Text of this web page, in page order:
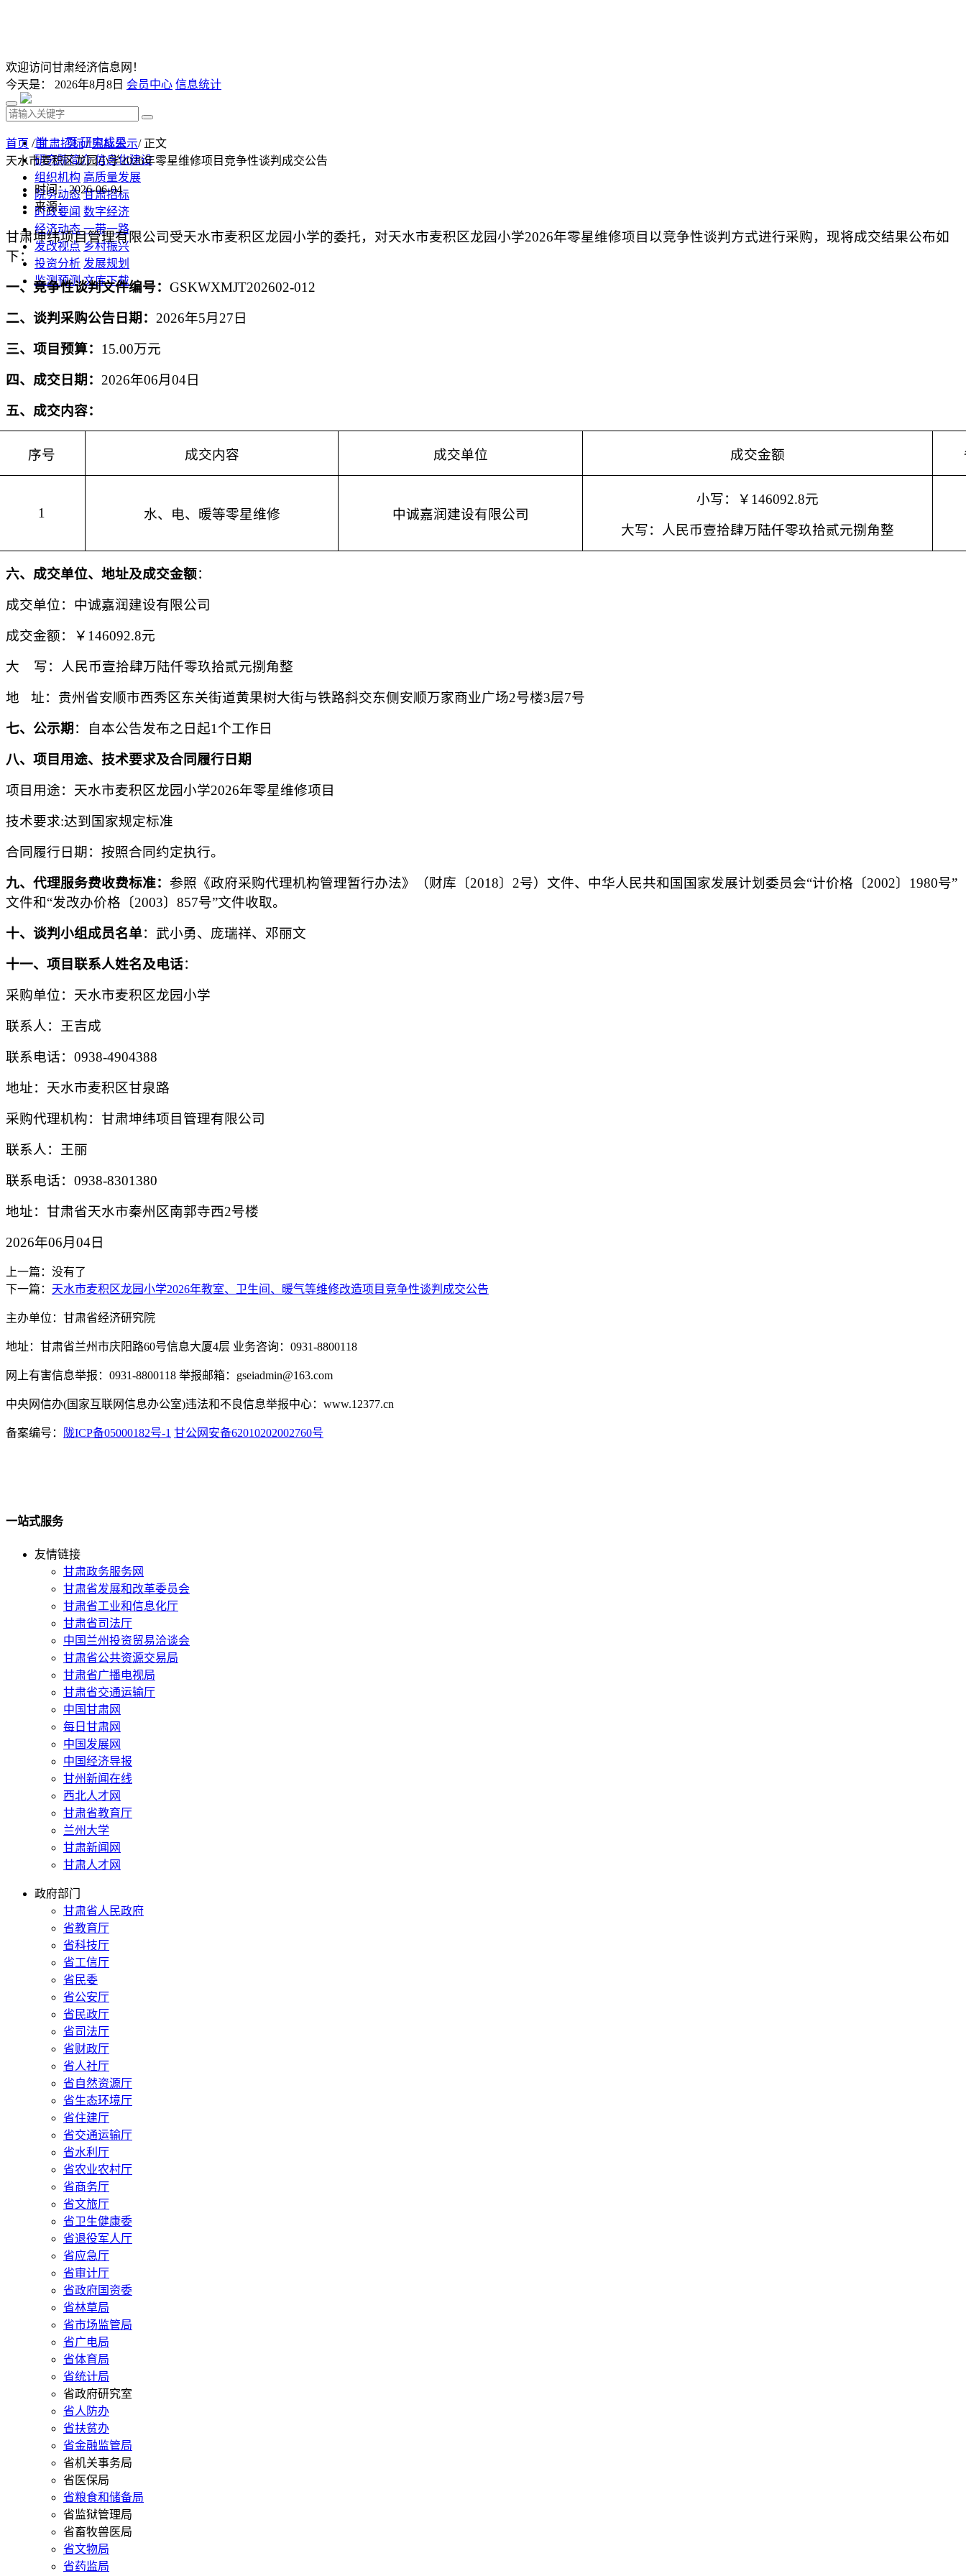
欢迎访问甘肃经济信息网！
今天是： 2026年8月8日 会员中心 信息统计
首 页 研究成果
研究院简介 信息化建设
组织机构 高质量发展
院务动态 甘肃招标
时政要闻 数字经济
经济动态 一带一路
发改视点 乡村振兴
投资分析 发展规划
监测预测 文库下载
首页 /甘肃招标/中标公示/ 正文
天水市麦积区龙园小学2026年零星维修项目竞争性谈判成交公告
时间：2026-06-04
来源：
甘肃坤纬项目管理有限公司受天水市麦积区龙园小学的委托，对天水市麦积区龙园小学2026年零星维修项目以竞争性谈判 方式进行采购，现将成交结果公布如
下：
一、竞争性谈判文件编号： GSKWXMJT202602-012
二、谈判采购公告日期： 2026年5月27日
三、 项目预算： 15.00万元
四、 成交 日期： 2026年06月 04日
五、 成交内容：
序号 成交内容 成交单位 成交金额
1 水、电、暖等零星维修 中诚嘉润建设有限公司
小写：￥ 146092.8元
大写：人民币壹拾肆万陆仟零玖拾贰元捌角整
六、 成交单位、地址及成交金额：
成交单位 ： 中诚嘉润建设有限公司
成交金额： ￥ 146092.8元
大 写： 人 民币壹拾肆万陆仟零玖拾贰元捌角整
地 址：贵州省安顺市西秀区东关街道黄果树大街与铁路斜交东侧安顺万家商业广场2号楼3层7号
七、公示期 ：自本公告发布之日起1个工作日
八、项目用途、技术要求及合同履行日期
项目用途：天水市麦积区龙园小学2026年零星维修项目
技术要求:达到国家规定标准
合同履行日期：按照合同约定执行。
九、 代理服务费收费标准： 参照《政府采购代理机构管理暂行办法》（财库 〔2018〕 2号）文件、中华人民共和国国家发展计划委员会“计价格 〔2002〕 1980号”
文件和“发改办价格 〔2003〕 857号”文件收取。
十、 谈判 小组成员名单： 武小勇、庞瑞祥、邓丽文
十一、项目联系人姓名及电话：
采购单位：天水市麦积区龙园小学
联系人：王吉成
联系电话： 0938-4904388
地址：天水市麦积区甘泉路
采购代理机构：甘肃坤纬项目管理有限公司
联系人：王丽
联系电话： 0938-8301380
地址：甘肃省天水市秦州区南郭寺西2号楼
2026年06月 04日
上一篇：没有了
下一篇： 天水市麦积区龙园小学2026年教室、卫生间、暖气等维修改造项目竞争性谈判成交公告
主办单位：甘肃省经济研究院
地址：甘肃省兰州市庆阳路60号信息大厦4层 业务咨询：0931-8800118
网上有害信息举报：0931-8800118 举报邮箱：gseiadmin@163.com
中央网信办(国家互联网信息办公室)违法和不良信息举报中心：www.12377.cn
备案编号： 陇ICP备05000182号-1 甘公网安备62010202002760号
一站式服务
友情链接
甘肃政务服务网
甘肃省发展和改革委员会
甘肃省工业和信息化厅
甘肃省司法厅
中国兰州投资贸易洽谈会
甘肃省公共资源交易局
甘肃省广播电视局
甘肃省交通运输厅
中国甘肃网
每日甘肃网
中国发展网
中国经济导报
甘州新闻在线
西北人才网
甘肃省教育厅
兰州大学
甘肃新闻网
甘肃人才网
政府部门
甘肃省人民政府
省教育厅
省科技厅
省工信厅
省民委
省公安厅
省民政厅
省司法厅
省财政厅
省人社厅
省自然资源厅
省生态环境厅
省住建厅
省交通运输厅
省水利厅
省农业农村厅
省商务厅
省文旅厅
省卫生健康委
省退役军人厅
省应急厅
省审计厅
省政府国资委
省林草局
省市场监管局
省广电局
省体育局
省统计局
省政府研究室
省人防办
省扶贫办
省金融监管局
省机关事务局
省医保局
省粮食和储备局
省监狱管理局
省畜牧兽医局
省文物局
省药监局